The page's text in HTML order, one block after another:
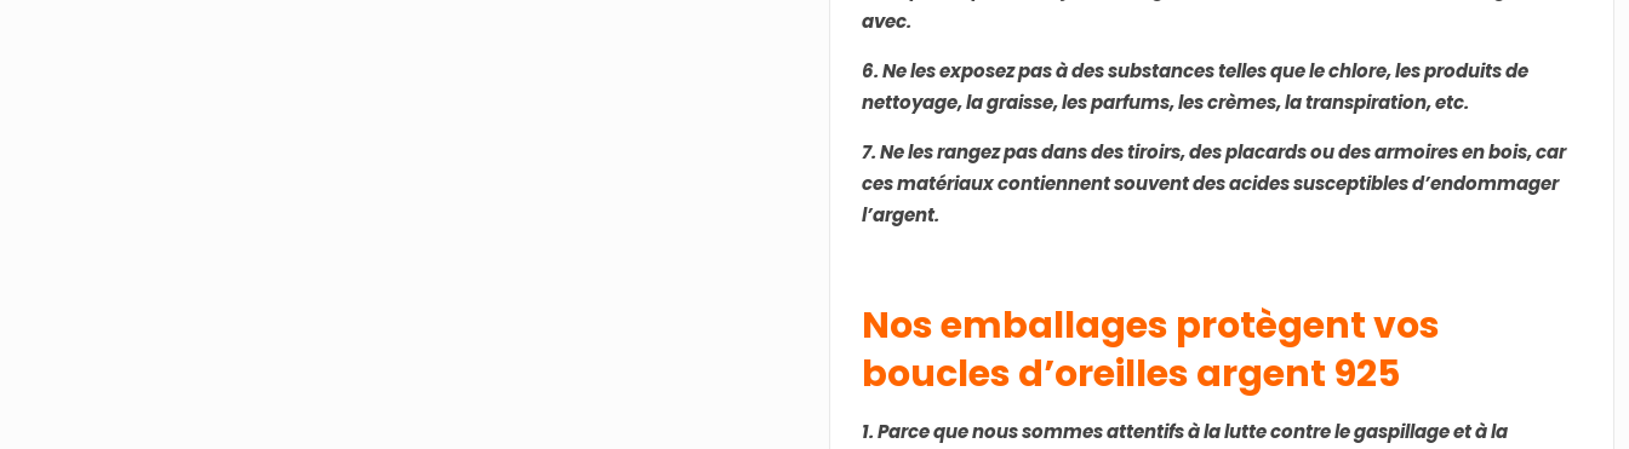
avec.
6. Ne les exposez pas à des substances telles que le chlore, les produits de
nettoyage, la graisse, les parfums, les crèmes, la transpiration, etc.
7. Ne les rangez pas dans des tiroirs, des placards ou des armoires en bois, car
ces matériaux contiennent souvent des acides susceptibles d’endommager
l’argent.
Nos emballages protègent vos
boucles d’oreilles argent 925
1. Parce que nous sommes attentifs à la lutte contre le gaspillage et à la